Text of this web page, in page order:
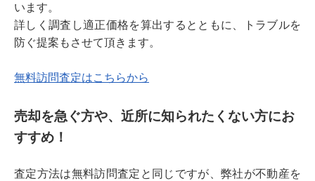
います。
詳しく調査し適正価格を算出するとともに、トラブルを
防ぐ提案もさせて頂きます。
無料訪問査定はこちらから
売却を急ぐ方や、近所に知られたくない方にお
すすめ！
査定方法は無料訪問査定と同じですが、弊社が不動産を